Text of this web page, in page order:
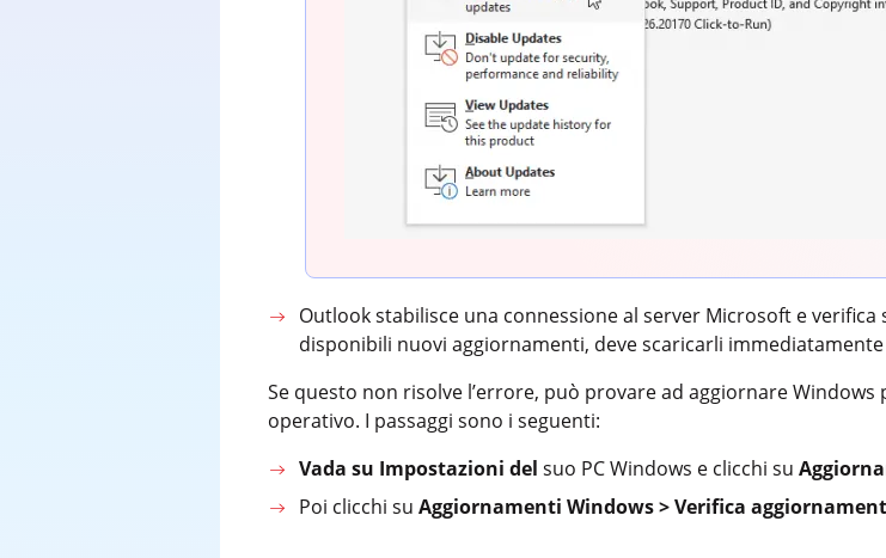
Outlook stabilisce una connessione al server Microsoft e
disponibili nuovi aggiornamenti, deve scaricarli
Se questo non risolve l’errore, può provare ad aggiornare
operativo. I passaggi sono i seguenti:
Vada su Impostazioni del suo PC Windows e clicchi su
Poi clicchi su Aggiornamenti Windows > Verifica